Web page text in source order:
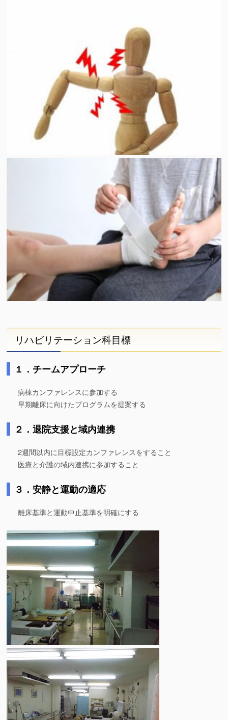
リハビリテーション科目標
１．チームアプローチ
病棟カンファレンスに参加する
早期離床に向けたプログラムを提案する
２．退院支援と域内連携
2週間以内に目標設定カンファレンスをすること
医療と介護の域内連携に参加すること
３．安静と運動の適応
離床基準と運動中止基準を明確にする